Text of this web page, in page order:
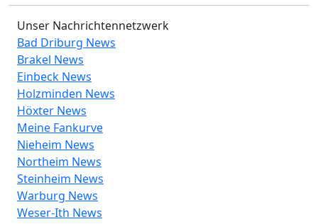
Unser Nachrichtennetzwerk
Bad Driburg News
Brakel News
Einbeck News
Holzminden News
Höxter News
Meine Fankurve
Nieheim News
Northeim News
Steinheim News
Warburg News
Weser-Ith News